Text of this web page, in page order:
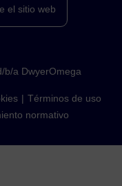
el sitio web
b/a DwyerOmega
Términos de uso
normativo